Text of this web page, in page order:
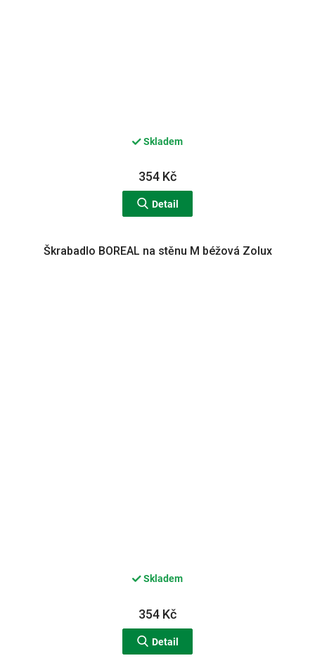
Skladem
354 Kč
Detail
Škrabadlo BOREAL na stěnu M béžová Zolux
Skladem
354 Kč
Detail